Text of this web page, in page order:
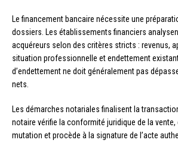
Le financement bancaire nécessite une
dossiers. Les établissements financiers
acquéreurs selon des critères stricts : revenus,
situation professionnelle et endettement
d’endettement ne doit généralement pas
nets.
Les démarches notariales finalisent la
notaire vérifie la conformité juridique de la
mutation et procède à la signature de l’acte